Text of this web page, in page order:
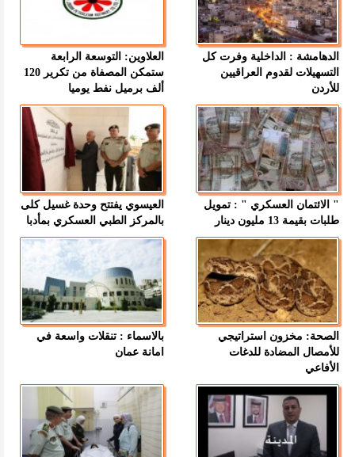
الدهامشة : الداخلية وفرت كل
التسهيلات لقدوم العراقيين
للأردن
العلاوين: التوسعة الرابعة
ستمكن المصفاة من تكرير 120
ألف برميل نفط يوميا
" الائتمان العسكري " : تمويل
طلبات بقيمة 13 مليون دينار
العيسوي يفتتح وحدة غسيل كلى
بالمركز الطبي العسكري بمأدبا
الصحة: مخزون استراتيجي
للأمصال المضادة للدغات
الأفاعي
بالاسماء : تنقلات واسعة في
امانة عمان